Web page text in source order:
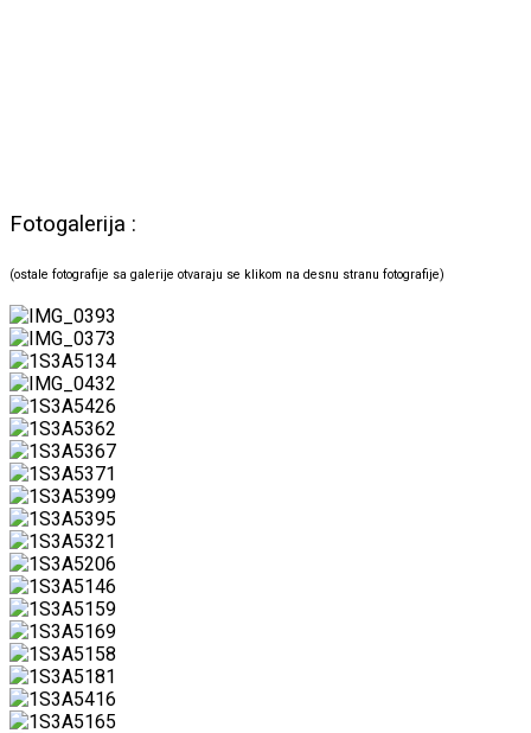
Fotogalerija :
(ostale fotografije sa galerije otvaraju se klikom na desnu stranu fotografije)